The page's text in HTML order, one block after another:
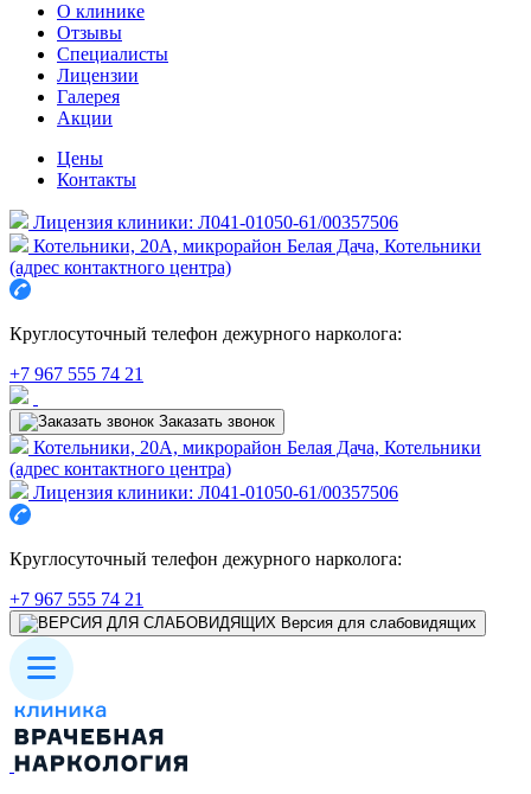
О клинике
Отзывы
Специалисты
Лицензии
Галерея
Акции
Цены
Контакты
Лицензия клиники: Л041-01050-61/00357506
Котельники, 20А, микрорайон Белая Дача, Котельники
(адрес контактного центра)
Круглосуточный телефон дежурного нарколога:
+7 967 555 74 21
Заказать звонок
Котельники, 20А, микрорайон Белая Дача, Котельники
(адрес контактного центра)
Лицензия клиники: Л041-01050-61/00357506
Круглосуточный телефон дежурного нарколога:
+7 967 555 74 21
Версия для слабовидящих